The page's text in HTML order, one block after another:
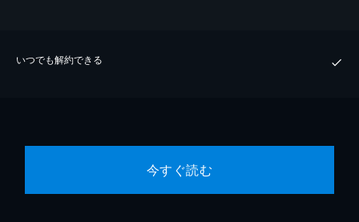
いつでも解約できる
今すぐ読む